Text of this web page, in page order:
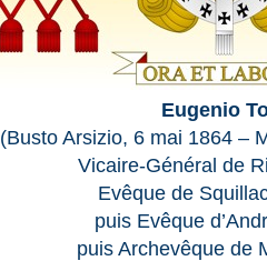
Eugenio
(Busto Arsizio, 6 mai 1864 –
Vicaire-Général de
Evêque de
puis Evêque
puis Archevêque de